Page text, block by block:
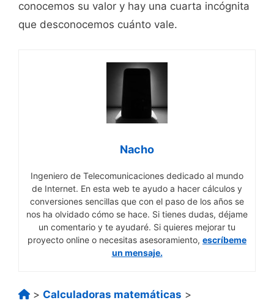
conocemos su valor y hay una cuarta incógnita
que desconocemos cuánto vale.
Nacho
Ingeniero de Telecomunicaciones dedicado al mundo
de Internet. En esta web te ayudo a hacer cálculos y
conversiones sencillas que con el paso de los años se
nos ha olvidado cómo se hace. Si tienes dudas, déjame
un comentario y te ayudaré. Si quieres mejorar tu
proyecto online o necesitas asesoramiento, escríbeme
un mensaje.
> Calculadoras matemáticas >